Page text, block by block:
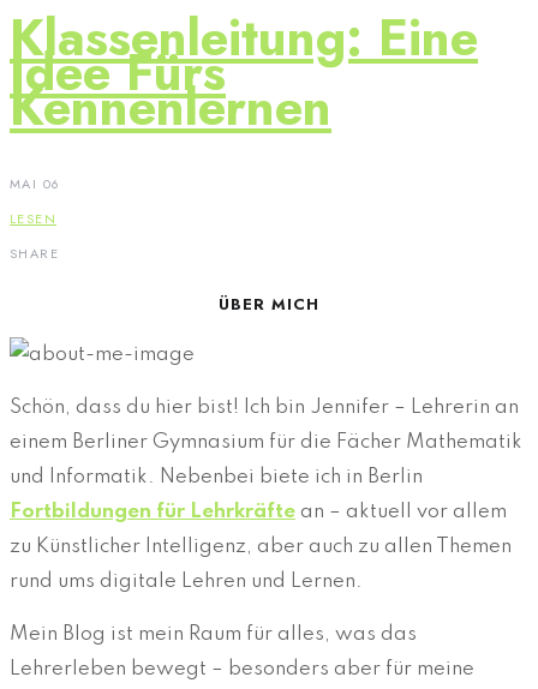
Klassenleitung: Eine
Idee Fürs
Kennenlernen
MAI 06
LESEN
SHARE
ÜBER MICH
Schön, dass du hier bist! Ich bin Jennifer – Lehrerin an
einem Berliner Gymnasium für die Fächer Mathematik
und Informatik. Nebenbei biete ich in Berlin
Fortbildungen für Lehrkräfte an – aktuell vor allem
zu Künstlicher Intelligenz, aber auch zu allen Themen
rund ums digitale Lehren und Lernen.
Mein Blog ist mein Raum für alles, was das
Lehrerleben bewegt – besonders aber für meine